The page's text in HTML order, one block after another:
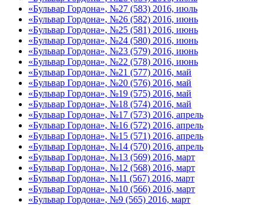
«Бульвар Гордона», №27 (583) 2016, июль
«Бульвар Гордона», №26 (582) 2016, июнь
«Бульвар Гордона», №25 (581) 2016, июнь
«Бульвар Гордона», №24 (580) 2016, июнь
«Бульвар Гордона», №23 (579) 2016, июнь
«Бульвар Гордона», №22 (578) 2016, июнь
«Бульвар Гордона», №21 (577) 2016, май
«Бульвар Гордона», №20 (576) 2016, май
«Бульвар Гордона», №19 (575) 2016, май
«Бульвар Гордона», №18 (574) 2016, май
«Бульвар Гордона», №17 (573) 2016, апрель
«Бульвар Гордона», №16 (572) 2016, апрель
«Бульвар Гордона», №15 (571) 2016, апрель
«Бульвар Гордона», №14 (570) 2016, апрель
«Бульвар Гордона», №13 (569) 2016, март
«Бульвар Гордона», №12 (568) 2016, март
«Бульвар Гордона», №11 (567) 2016, март
«Бульвар Гордона», №10 (566) 2016, март
«Бульвар Гордона», №9 (565) 2016, март